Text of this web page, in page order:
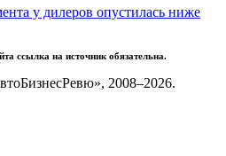
у дилеров опустилась ниже
ссылка на источник обязательна.
2008–2026.